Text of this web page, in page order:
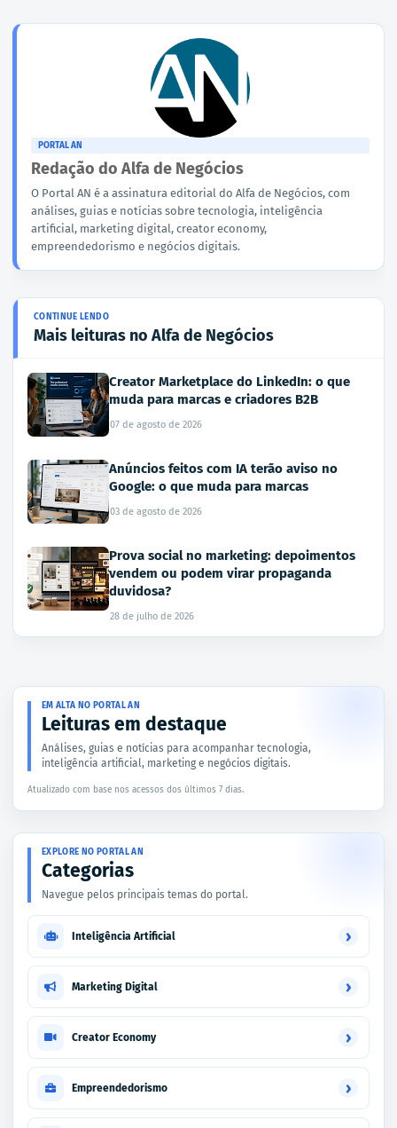
PORTAL AN
Redação do Alfa de Negócios
O Portal AN é a assinatura editorial do Alfa de Negócios, com
análises, guias e notícias sobre tecnologia, inteligência
artificial, marketing digital, creator economy,
empreendedorismo e negócios digitais.
Mais leituras no Alfa de Negócios
Creator Marketplace do LinkedIn: o que
muda para marcas e criadores B2B
07 de agosto de 2026
Anúncios feitos com IA terão aviso no
Google: o que muda para marcas
03 de agosto de 2026
Prova social no marketing: depoimentos
vendem ou podem virar propaganda
duvidosa?
28 de julho de 2026
EM ALTA NO PORTAL AN
Leituras em destaque
Análises, guias e notícias para acompanhar tecnologia,
inteligência artificial, marketing e negócios digitais.
Atualizado com base nos acessos dos últimos 7 dias.
EXPLORE NO PORTAL AN
Categorias
Navegue pelos principais temas do portal.
Inteligência Artificial ›
Marketing Digital ›
Creator Economy ›
Empreendedorismo ›